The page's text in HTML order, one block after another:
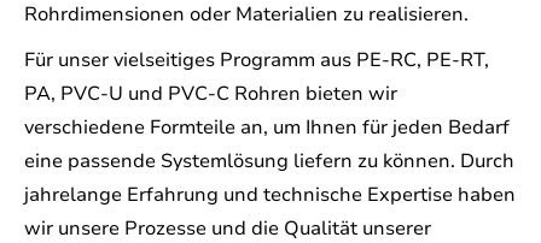
Rohrdimensionen oder Materialien zu realisieren.
Für unser vielseitiges Programm aus PE-RC, PE-RT,
PA, PVC-U und PVC-C Rohren bieten wir
verschiedene Formteile an, um Ihnen für jeden Bedarf
eine passende Systemlösung liefern zu können. Durch
jahrelange Erfahrung und technische Expertise haben
wir unsere Prozesse und die Qualität unserer